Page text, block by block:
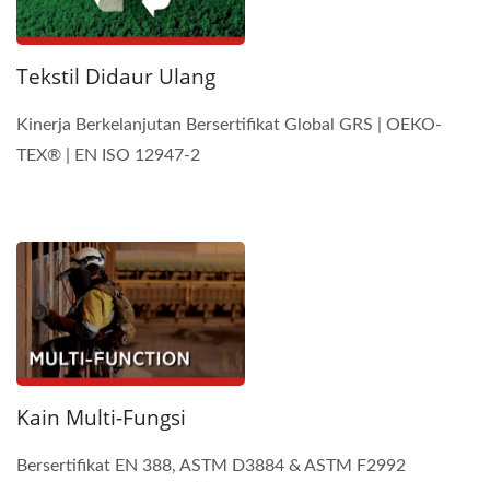
Tekstil Didaur Ulang
Kinerja Berkelanjutan Bersertifikat Global GRS | OEKO-
TEX® | EN ISO 12947-2
Kain Multi-Fungsi
Bersertifikat EN 388, ASTM D3884 & ASTM F2992